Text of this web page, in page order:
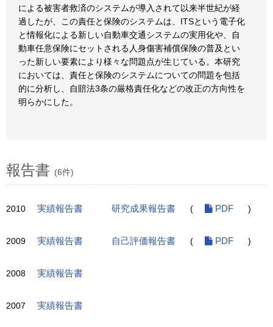
による被害者救済のシステムが導入されて以来半世紀が経
過したが、この責任と保険のシステムは、ITSという電子化
と情報化による新しい自動車交通システムの実用化や、自
動車任意保険にセットされる人身傷害補償保険の普及とい
った新しい要素により様々な問題点が生じている。本研究
においては、責任と保険のシステムについての問題を包括
的に分析し、自賠法3条の厳格責任化などの改正の方向性を
明らかにした。
報告書 (6件)
2010 実績報告書 研究成果報告書 ( PDF )
2009 実績報告書 自己評価報告書 ( PDF )
2008 実績報告書
2007 実績報告書